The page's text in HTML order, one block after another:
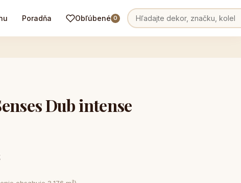
Poradňa Obľúbené 0
Dub intense